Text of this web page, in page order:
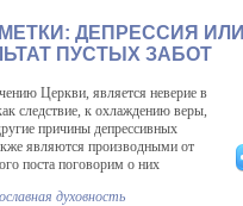
ДЕПРЕССИЯ ИЛИ
ПУСТЫХ ЗАБОТ
Церкви, является неверие в
следствие, к охлаждению веры,
причины депрессивных
являются производными от
поста поговорим о них
духовность